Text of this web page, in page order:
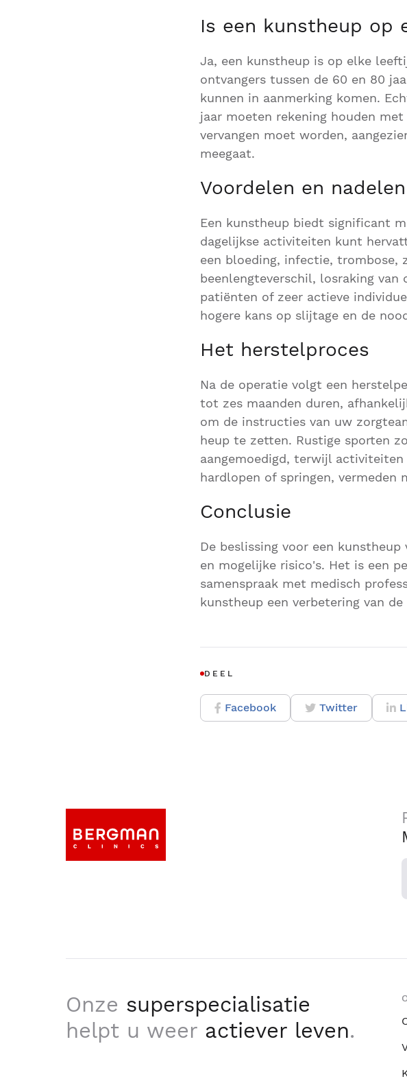
Is een kunstheup op
Ja, een kunstheup is op elke
ontvangers tussen de 60 en 80
kunnen in aanmerking komen.
jaar moeten rekening houden
vervangen moet worden,
meegaat.
Voordelen en
Een kunstheup biedt significant
dagelijkse activiteiten kunt
een bloeding, infectie, trombose,
beenlengteverschil, losraking
patiënten of zeer actieve
hogere kans op slijtage en de
Het herstelproces
Na de operatie volgt een
tot zes maanden duren,
om de instructies van uw
heup te zetten. Rustige sporten
aangemoedigd, terwijl
hardlopen of springen, vermeden
Conclusie
De beslissing voor een
en mogelijke risico's. Het is een
samenspraak met medisch
kunstheup een verbetering van
DEEL
Facebook Twitter
Onze superspecialisatie
helpt u weer actiever leven.